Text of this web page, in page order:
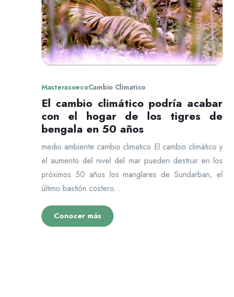
MasterasoecoCambio Climatico
El cambio climático podría acabar
con el hogar de los tigres de
bengala en 50 años
medio ambiente cambio climatico El cambio climático y
el aumento del nivel del mar pueden destruir en los
próximos 50 años los manglares de Sundarban, el
último bastión costero...
Conocer más